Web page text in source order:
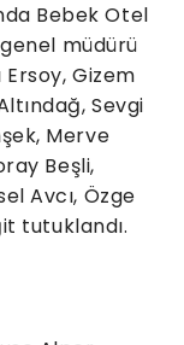
Bebek Otel
müdürü
Ersoy, Gizem
Sevgi
Merve
Beşli,
Avcı, Özge
tutuklandı.